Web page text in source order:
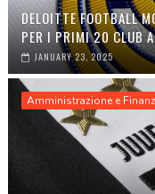
DELOITTE FOOTBALL
PER I PRIMI 20 CLUB
JANUARY 23, 2025
Amministrazione e